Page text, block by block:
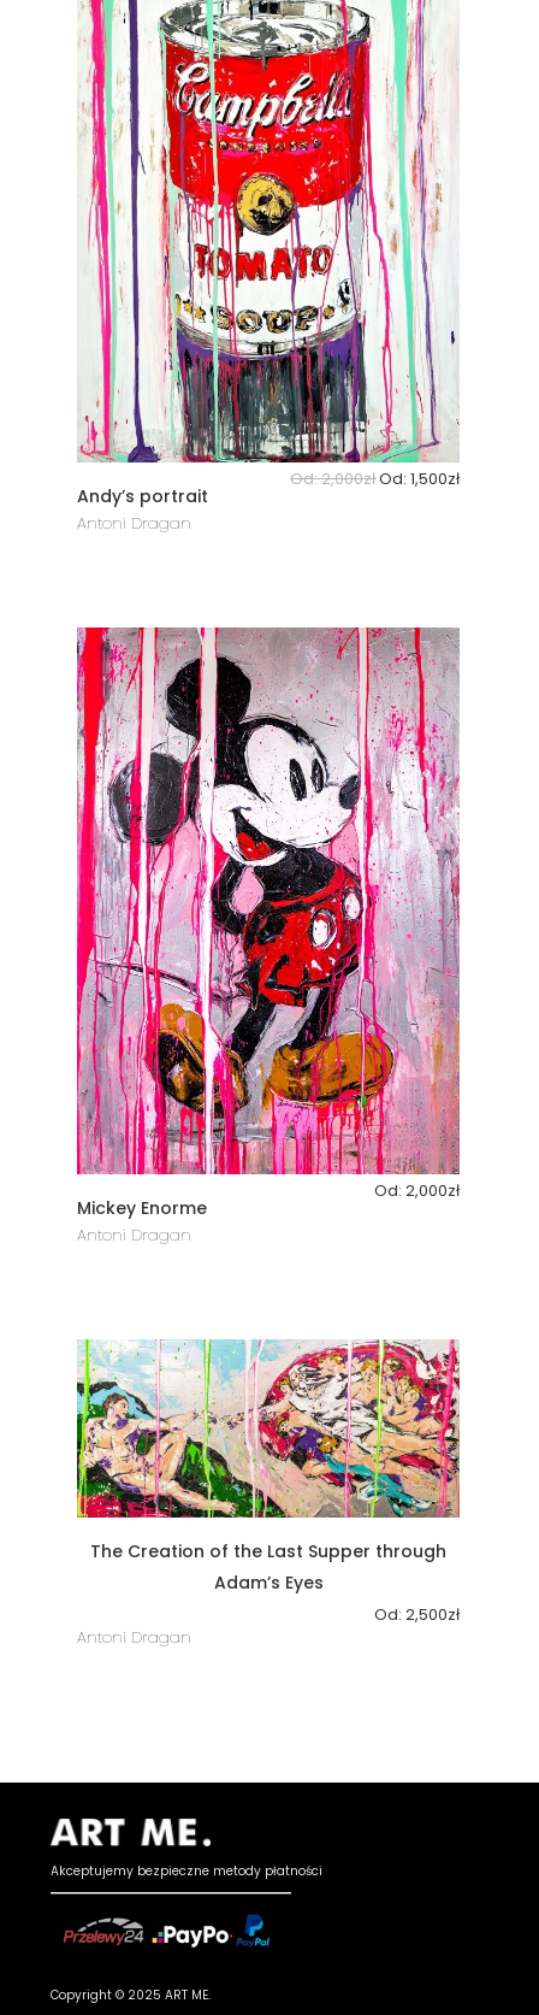
Andy’s portrait
Od:2,000złOd:1,500zł
Antoni Dragan
Mickey Enorme
Od:2,000zł
Antoni Dragan
The Creation of the Last Supper through
Adam’s Eyes
Od:2,500zł
Antoni Dragan
Akceptujemy bezpieczne metody płatności
Copyright © 2025 ART ME.